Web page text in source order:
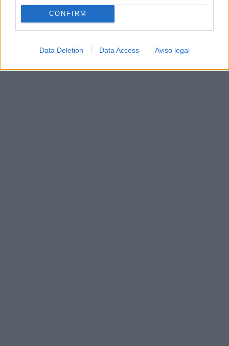
CONFIRM
Data Deletion Data Access Aviso legal